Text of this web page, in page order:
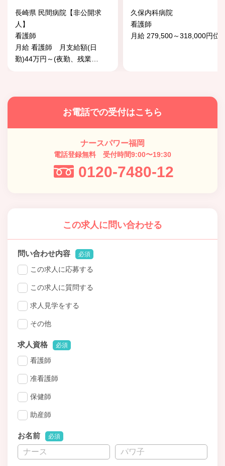
長崎県 民間病院【非公開求
人】
看護師
月給 看護師 月支給額(日
勤)44万円～(夜勤、残業
久保内科病院
看護師
月給 279,500～318,000円位
お電話での受付はこちら
ナースパワー福岡
電話登録無料 受付時間9:00〜19:30
0120-7480-12
この求人に問い合わせる
問い合わせ内容 必須
この求人に応募する
この求人に質問する
求人見学をする
その他
求人資格 必須
看護師
准看護師
保健師
助産師
お名前 必須